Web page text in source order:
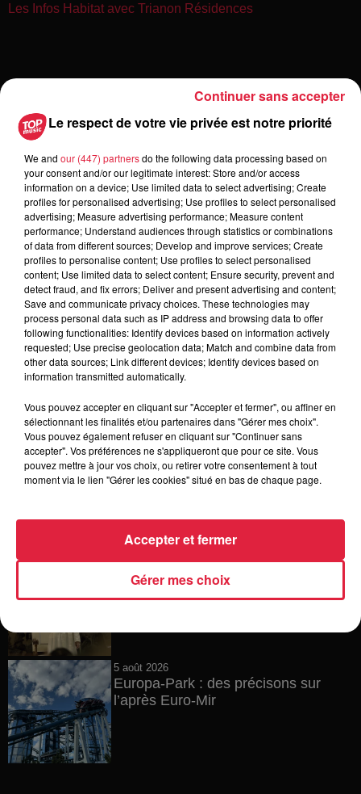
Les Infos Habitat avec Trianon Résidences
Toute l'actu
6 août 2026
À Hoerdt, de l’eau brune sort des
robinets
6 août 2026
Tags antisémites à Strasbourg :
Catherine Trautmann réagit
6 août 2026
Au zoo de Mulhouse : rencontre
avec les flamants rouges
6 août 2026
Les dernières infos sur la venue du
5 août 2026
Europa-Park : des précisons sur
l’après Euro-Mir
Le respect de votre vie privée est notre priorité
We and our (447) partnersdo the following data processing based on
your consent and/or our legitimate interest: Store and/or access
information on a device; Use limited data to select advertising; Create
profiles for personalised advertising; Use profiles to select personalised
advertising; Measure advertising performance; Measure content
performance; Understand audiences through statistics or combinations
of data from different sources; Develop and improve services; Create
profiles to personalise content; Use profiles to select personalised
content; Use limited data to select content; Ensure security, prevent and
detect fraud, and fix errors; Deliver and present advertising and content;
Save and communicate privacy choices. These technologies may
process personal data such as IP address and browsing data to offer
following functionalities: Identify devices based on information actively
requested; Use precise geolocation data; Match and combine data from
other data sources; Link different devices; Identify devices based on
information transmitted automatically.
Vous pouvez accepter en cliquant sur "Accepter et fermer", ou affiner en
sélectionnant les finalités et/ou partenaires dans "Gérer mes choix".
Vous pouvez également refuser en cliquant sur "Continuer sans
accepter". Vos préférences ne s'appliqueront que pour ce site. Vous
pouvez mettre à jour vos choix, ou retirer votre consentement à tout
moment via le lien "Gérer les cookies" situé en bas de chaque page.
Gérer mes choix
Accepter et fermer
Continuer sans accepter